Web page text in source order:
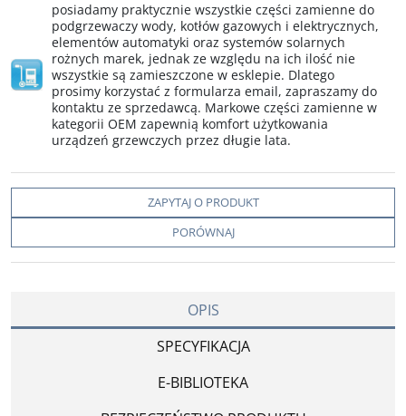
posiadamy praktycznie wszystkie części zamienne do
podgrzewaczy wody, kotłów gazowych i elektrycznych,
elementów automatyki oraz systemów solarnych
rożnych marek, jednak ze względu na ich ilość nie
wszystkie są zamieszczone w esklepie. Dlatego
prosimy korzystać z formularza email, zapraszamy do
kontaktu ze sprzedawcą. Markowe części zamienne w
kategorii OEM zapewnią komfort użytkowania
urządzeń grzewczych przez długie lata.
ZAPYTAJ O PRODUKT
PORÓWNAJ
OPIS
SPECYFIKACJA
E-BIBLIOTEKA